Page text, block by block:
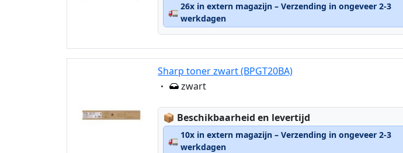
🚛
26x in extern magazijn – Verzending in ongeveer 2-3
werkdagen
Sharp toner zwart (BPGT20BA)
Eigenschaft:
zwart
📦 Lagerstatus:
Beschikbaarheid en levertijd
🚛
10x in extern magazijn – Verzending in ongeveer 2-3
werkdagen